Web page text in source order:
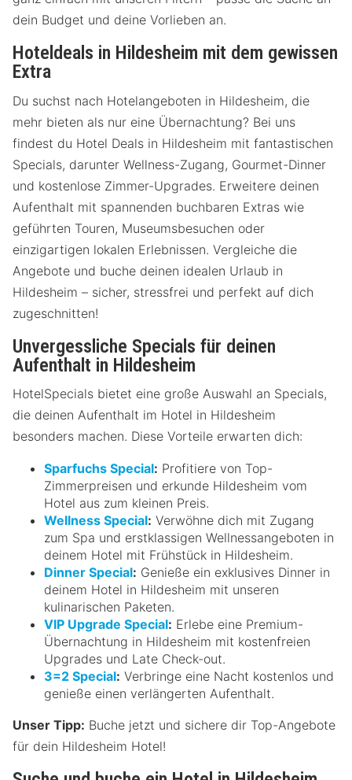
dein Budget und deine Vorlieben an.
Hoteldeals in Hildesheim mit dem gewissen
Extra
Du suchst nach Hotelangeboten in Hildesheim, die
mehr bieten als nur eine Übernachtung? Bei uns
findest du Hotel Deals in Hildesheim mit fantastischen
Specials, darunter Wellness-Zugang, Gourmet-Dinner
und kostenlose Zimmer-Upgrades. Erweitere deinen
Aufenthalt mit spannenden buchbaren Extras wie
geführten Touren, Museumsbesuchen oder
einzigartigen lokalen Erlebnissen. Vergleiche die
Angebote und buche deinen idealen Urlaub in
Hildesheim – sicher, stressfrei und perfekt auf dich
zugeschnitten!
Unvergessliche Specials für deinen
Aufenthalt in Hildesheim
HotelSpecials bietet eine große Auswahl an Specials,
die deinen Aufenthalt im Hotel in Hildesheim
besonders machen. Diese Vorteile erwarten dich:
Sparfuchs Special: Profitiere von Top-
Zimmerpreisen und erkunde Hildesheim vom
Hotel aus zum kleinen Preis.
Wellness Special: Verwöhne dich mit Zugang
zum Spa und erstklassigen Wellnessangeboten in
deinem Hotel mit Frühstück in Hildesheim.
Dinner Special: Genieße ein exklusives Dinner in
deinem Hotel in Hildesheim mit unseren
kulinarischen Paketen.
VIP Upgrade Special: Erlebe eine Premium-
Übernachtung in Hildesheim mit kostenfreien
Upgrades und Late Check-out.
3=2 Special: Verbringe eine Nacht kostenlos und
genieße einen verlängerten Aufenthalt.
Unser Tipp: Buche jetzt und sichere dir Top-Angebote
für dein Hildesheim Hotel!